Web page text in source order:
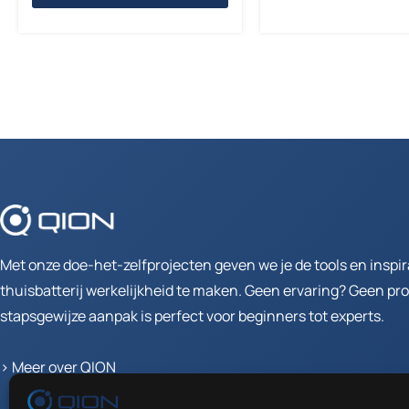
Met onze doe-het-zelfprojecten geven we je de tools en
thuisbatterij werkelijkheid te maken. Geen ervaring? Geen
stapsgewijze aanpak is perfect voor beginners tot experts.
> Meer over QION